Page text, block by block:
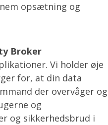
opsætning og
Broker
Vi holder øje
for, at din data
der overvåger og
og
og sikkerhedsbrud i